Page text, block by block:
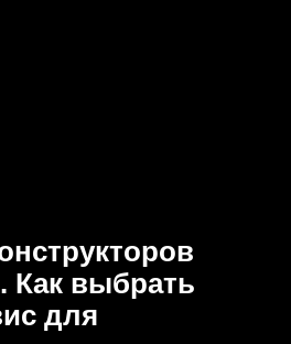
Как выбрать
для